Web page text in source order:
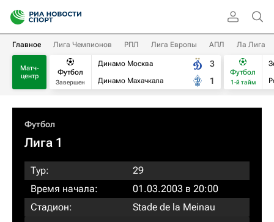
Главное Лига Чемпионов РПЛ Лига Европы АПЛ Ла Лига
Матч-
центр
Футбол
Завершен
Динамо Москва
Динамо Махачкала
3
1
Футбол
1-й тайм
Футбол
Лига 1
Тур:
29
Время начала:
01.03.2003 в 20:00
Стадион:
Stade de la Meinau